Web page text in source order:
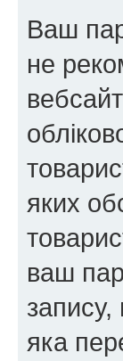
Ваш
не
яких
ваш
запису,
яка